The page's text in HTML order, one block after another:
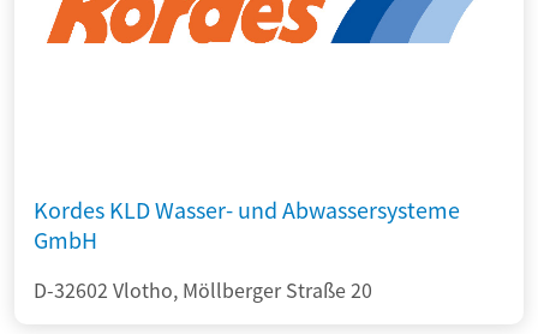
Kordes KLD Wasser- und Abwassersysteme
GmbH
D-32602 Vlotho, Möllberger Straße 20